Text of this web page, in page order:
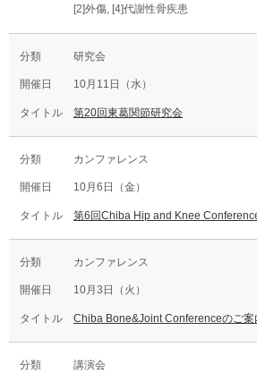
[2]外傷, [4]代謝性骨疾患
研究会
10月11日（水）
第20回東葛関節研究会
カンファレンス
10月6日（金）
第6回Chiba Hip and Knee
カンファレンス
10月3日（火）
Chiba Bone&Joint Conferenceのご案
講演会